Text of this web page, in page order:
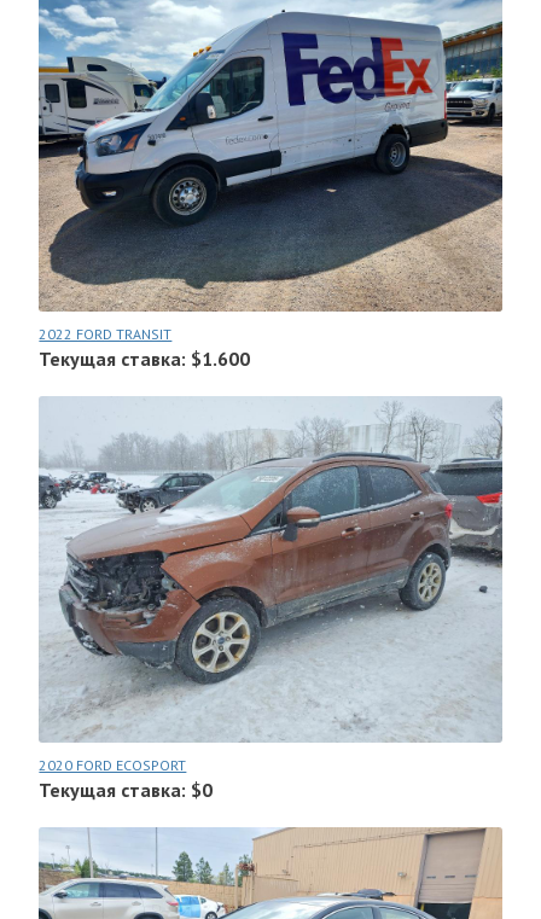
2022 FORD TRANSIT
Текущая ставка: $1.600
2020 FORD ECOSPORT
Текущая ставка: $0